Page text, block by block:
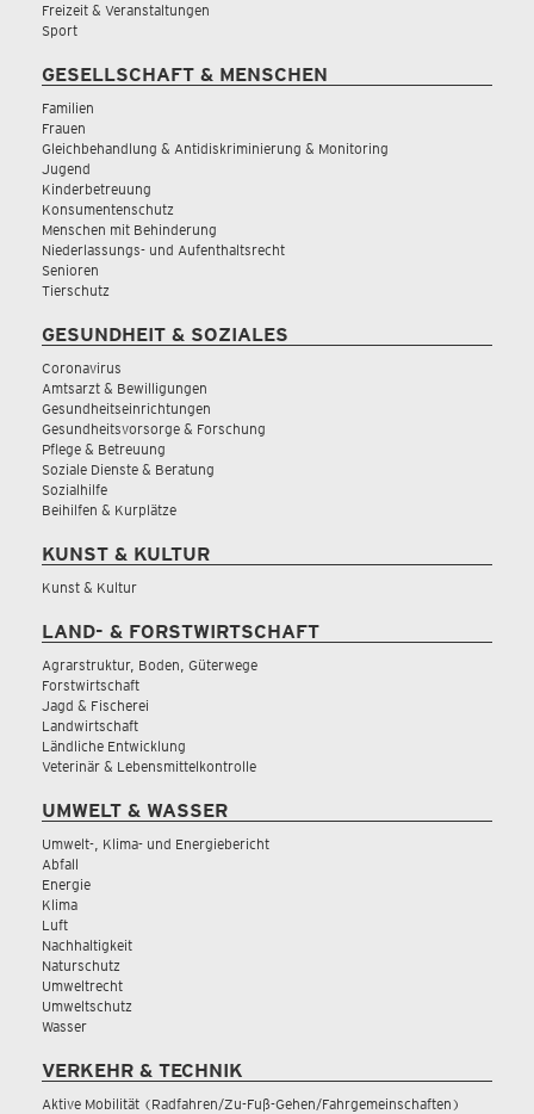
Freizeit & Veranstaltungen
Sport
GESELLSCHAFT & MENSCHEN
Familien
Frauen
Gleichbehandlung & Antidiskriminierung & Monitoring
Jugend
Kinderbetreuung
Konsumentenschutz
Menschen mit Behinderung
Niederlassungs- und Aufenthaltsrecht
Senioren
Tierschutz
GESUNDHEIT & SOZIALES
Coronavirus
Amtsarzt & Bewilligungen
Gesundheitseinrichtungen
Gesundheitsvorsorge & Forschung
Pflege & Betreuung
Soziale Dienste & Beratung
Sozialhilfe
Beihilfen & Kurplätze
KUNST & KULTUR
Kunst & Kultur
LAND- & FORSTWIRTSCHAFT
Agrarstruktur, Boden, Güterwege
Forstwirtschaft
Jagd & Fischerei
Landwirtschaft
Ländliche Entwicklung
Veterinär & Lebensmittelkontrolle
UMWELT & WASSER
Umwelt-, Klima- und Energiebericht
Abfall
Energie
Klima
Luft
Nachhaltigkeit
Naturschutz
Umweltrecht
Umweltschutz
Wasser
VERKEHR & TECHNIK
Aktive Mobilität (Radfahren/Zu-Fuß-Gehen/Fahrgemeinschaften)